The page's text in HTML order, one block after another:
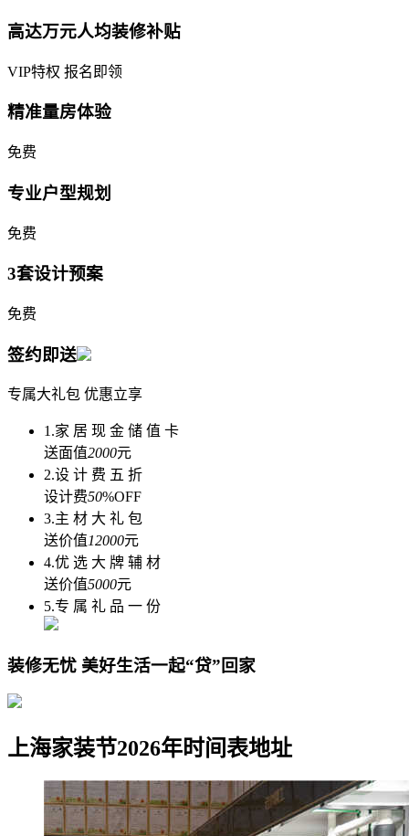
高达万元人均装修补贴
VIP特权 报名即领
精准量房体验
免费
专业户型规划
免费
3套设计预案
免费
签约即送
专属大礼包 优惠立享
1.家 居 现 金 储 值 卡
送面值2000元
2.设 计 费 五 折
设计费50%OFF
3.主 材 大 礼 包
送价值12000元
4.优 选 大 牌 辅 材
送价值5000元
5.专 属 礼 品 一 份
装修无忧 美好生活一起“贷”回家
上海家装节2026年时间表地址